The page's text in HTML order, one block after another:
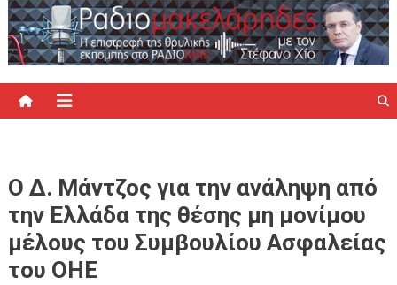
Ο Δ. Μάντζος για την ανάληψη από
την Ελλάδα της θέσης μη μονίμου
μέλους του Συμβουλίου Ασφαλείας
του ΟΗΕ